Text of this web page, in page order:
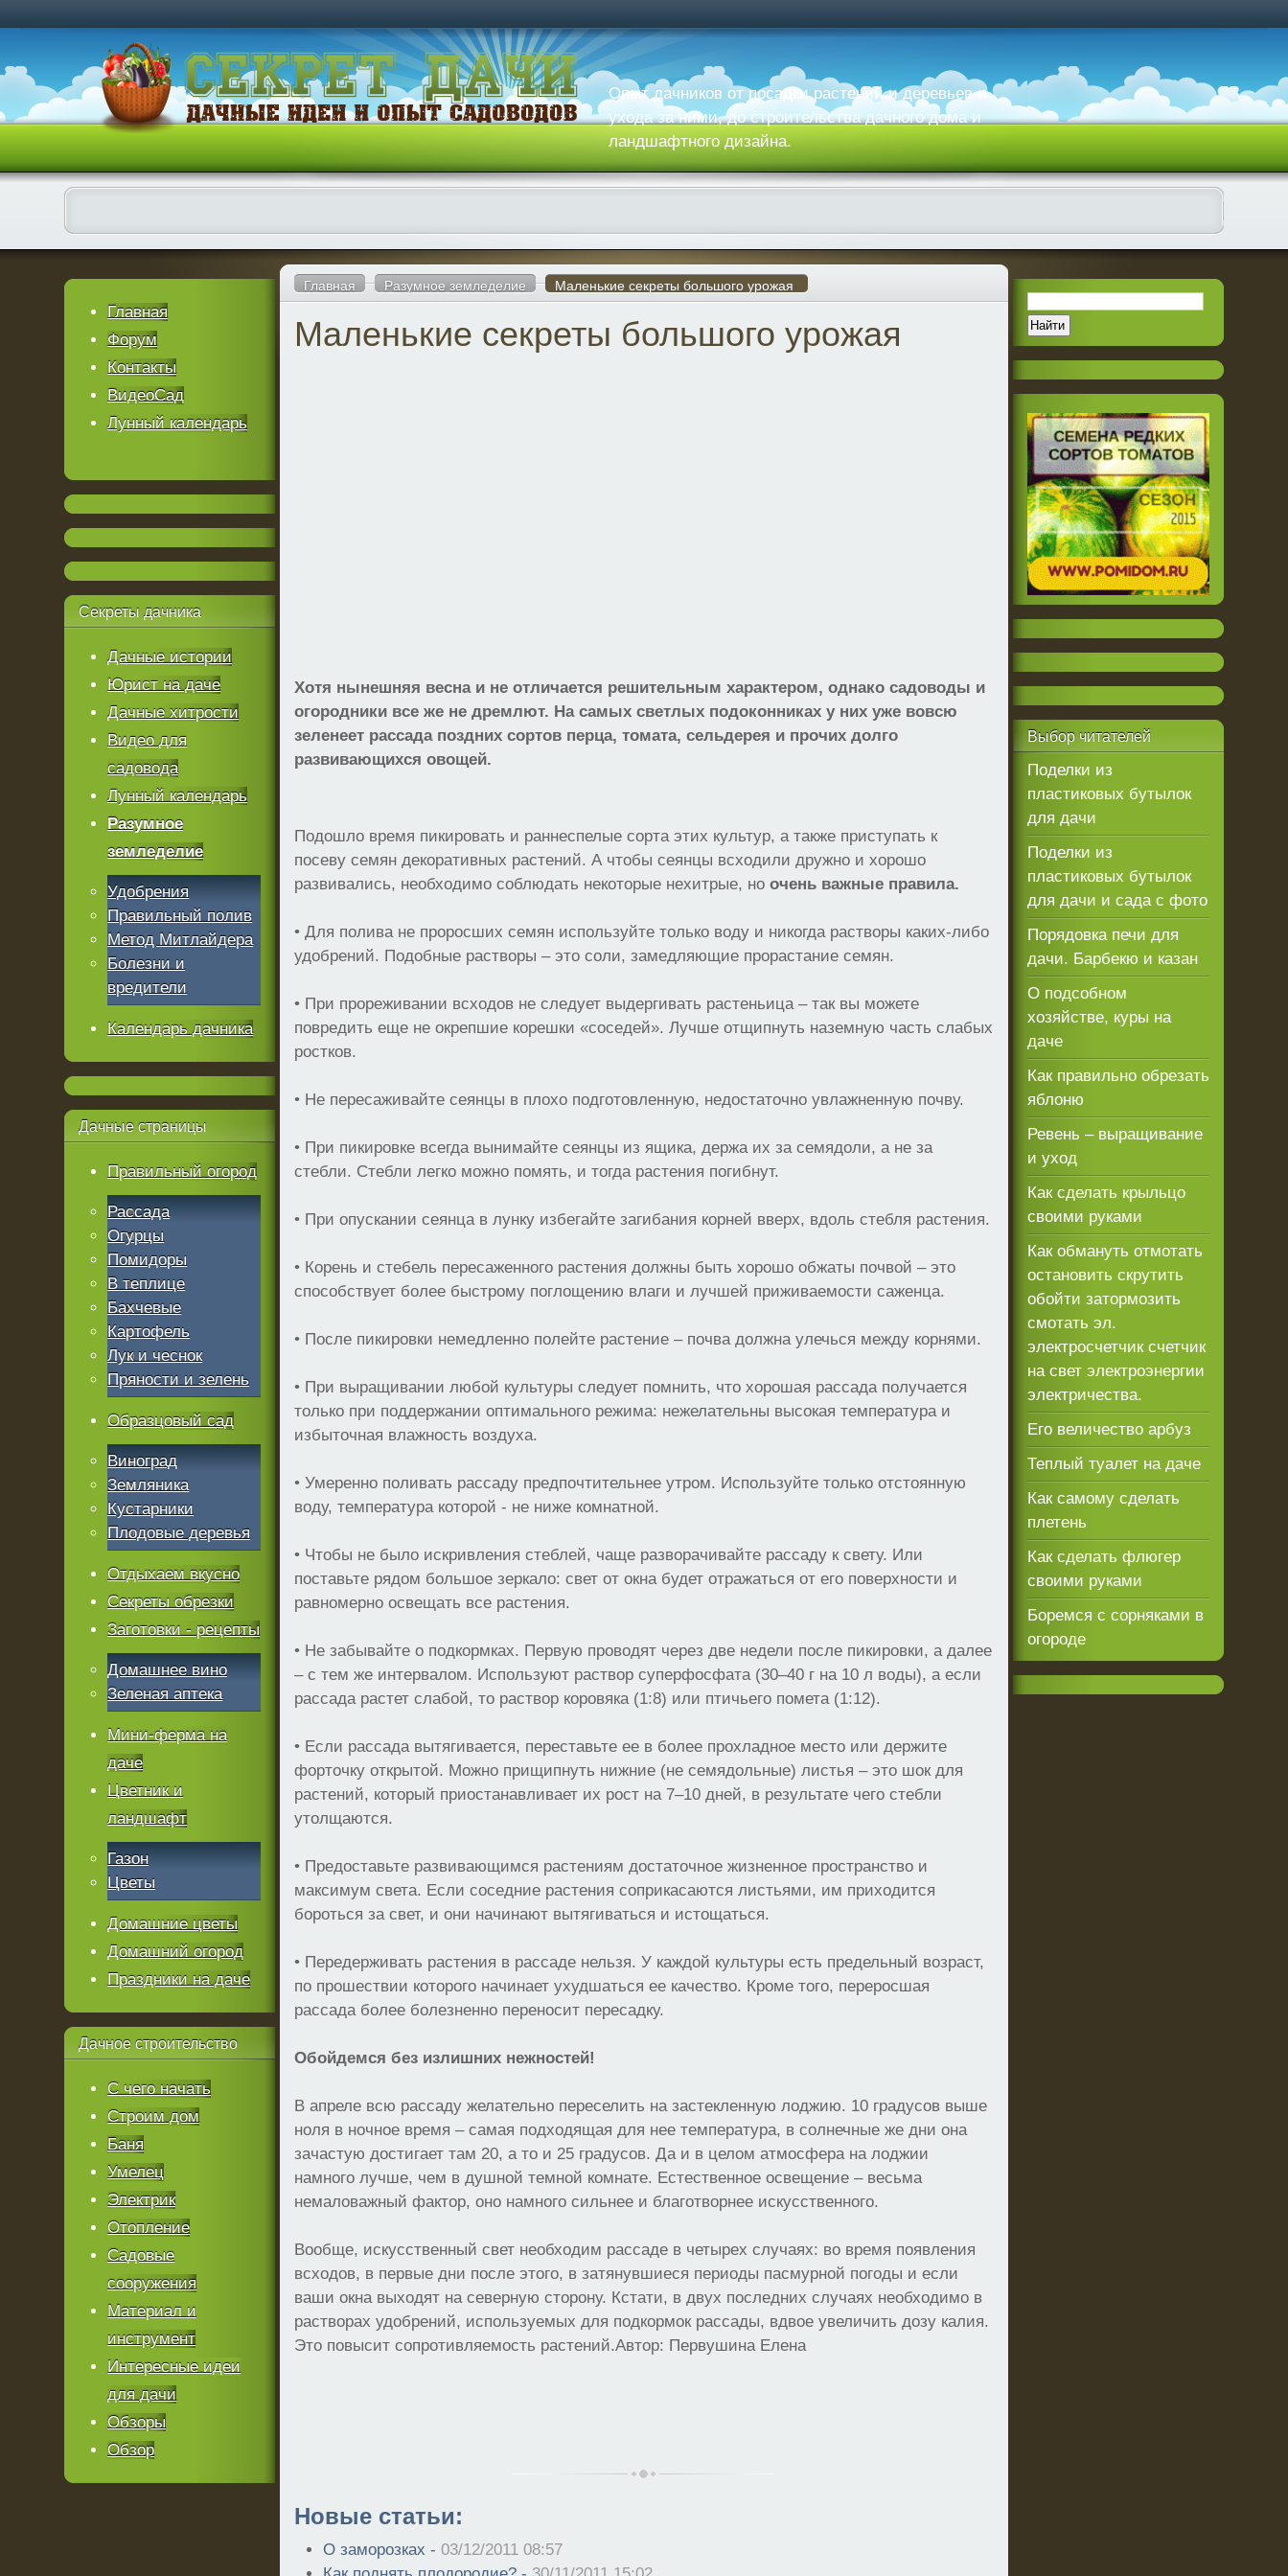
Опыт дачников от посадки растений и деревьев и
ухода за ними, до строительства дачного дома и
ландшафтного дизайна.
Главная Разумное земледелие Маленькие секреты большого урожая
Маленькие секреты большого урожая
Хотя нынешняя весна и не отличается решительным характером, однако садоводы и
огородники все же не дремлют. На самых светлых подоконниках у них уже вовсю
зеленеет рассада поздних сортов перца, томата, сельдерея и прочих долго
развивающихся овощей.
Подошло время пикировать и раннеспелые сорта этих культур, а также приступать к
посеву семян декоративных растений. А чтобы сеянцы всходили дружно и хорошо
развивались, необходимо соблюдать некоторые нехитрые, ноочень важные правила.
• Для полива не проросших семян используйте только воду и никогда растворы каких-либо
удобрений. Подобные растворы – это соли, замедляющие прорастание семян.
• При прореживании всходов не следует выдергивать растеньица – так вы можете
повредить еще не окрепшие корешки «соседей». Лучше отщипнуть наземную часть слабых
ростков.
• Не пересаживайте сеянцы в плохо подготовленную, недостаточно увлажненную почву.
• При пикировке всегда вынимайте сеянцы из ящика, держа их за семядоли, а не за
стебли. Стебли легко можно помять, и тогда растения погибнут.
• При опускании сеянца в лунку избегайте загибания корней вверх, вдоль стебля растения.
• Корень и стебель пересаженного растения должны быть хорошо обжаты почвой – это
способствует более быстрому поглощению влаги и лучшей приживаемости саженца.
• После пикировки немедленно полейте растение – почва должна улечься между корнями.
• При выращивании любой культуры следует помнить, что хорошая рассада получается
только при поддержании оптимального режима: нежелательны высокая температура и
избыточная влажность воздуха.
• Умеренно поливать рассаду предпочтительнее утром. Используйте только отстоянную
воду, температура которой - не ниже комнатной.
• Чтобы не было искривления стеблей, чаще разворачивайте рассаду к свету. Или
поставьте рядом большое зеркало: свет от окна будет отражаться от его поверхности и
равномерно освещать все растения.
• Не забывайте о подкормках. Первую проводят через две недели после пикировки, а далее
– с тем же интервалом. Используют раствор суперфосфата (30–40 г на 10 л воды), а если
рассада растет слабой, то раствор коровяка (1:8) или птичьего помета (1:12).
• Если рассада вытягивается, переставьте ее в более прохладное место или держите
форточку открытой. Можно прищипнуть нижние (не семядольные) листья – это шок для
растений, который приостанавливает их рост на 7–10 дней, в результате чего стебли
утолщаются.
• Предоставьте развивающимся растениям достаточное жизненное пространство и
максимум света. Если соседние растения соприкасаются листьями, им приходится
бороться за свет, и они начинают вытягиваться и истощаться.
• Передерживать растения в рассаде нельзя. У каждой культуры есть предельный возраст,
по прошествии которого начинает ухудшаться ее качество. Кроме того, переросшая
рассада более болезненно переносит пересадку.
Обойдемся без излишних нежностей!
В апреле всю рассаду желательно переселить на застекленную лоджию. 10 градусов выше
ноля в ночное время – самая подходящая для нее температура, в солнечные же дни она
зачастую достигает там 20, а то и 25 градусов. Да и в целом атмосфера на лоджии
намного лучше, чем в душной темной комнате. Естественное освещение – весьма
немаловажный фактор, оно намного сильнее и благотворнее искусственного.
Вообще, искусственный свет необходим рассаде в четырех случаях: во время появления
всходов, в первые дни после этого, в затянувшиеся периоды пасмурной погоды и если
ваши окна выходят на северную сторону. Кстати, в двух последних случаях необходимо в
растворах удобрений, используемых для подкормок рассады, вдвое увеличить дозу калия.
Это повысит сопротивляемость растений.Автор: Первушина Елена
Новые статьи:
О заморозках -03/12/2011 08:57
Главная
Форум
Контакты
ВидеоСад
Лунный календарь
Секреты дачника
Дачные истории
Юрист на даче
Дачные хитрости
Видео для
садовода
Лунный календарь
Разумное
земледелие
Удобрения
Правильный полив
Метод Митлайдера
Болезни и
вредители
Календарь дачника
Дачные страницы
Правильный огород
Рассада
Огурцы
Помидоры
В теплице
Бахчевые
Картофель
Лук и чеснок
Пряности и зелень
Образцовый сад
Виноград
Земляника
Кустарники
Плодовые деревья
Отдыхаем вкусно
Секреты обрезки
Заготовки - рецепты
Домашнее вино
Зеленая аптека
Мини-ферма на
даче
Цветник и
ландшафт
Газон
Цветы
Домашние цветы
Домашний огород
Праздники на даче
Дачное строительство
С чего начать
Строим дом
Баня
Умелец
Электрик
Отопление
Садовые
сооружения
Материал и
инструмент
Интересные идеи
для дачи
Обзоры
Обзор
Выборчитателей
Поделки из
пластиковых бутылок
для дачи
Поделки из
пластиковых бутылок
для дачи и сада с фото
Порядовка печи для
дачи. Барбекю и казан
О подсобном
хозяйстве, куры на
даче
Как правильно обрезать
яблоню
Ревень – выращивание
и уход
Как сделать крыльцо
своими руками
Как обмануть отмотать
остановить скрутить
обойти затормозить
смотать эл.
электросчетчик счетчик
на свет электроэнергии
электричества.
Его величество арбуз
Теплый туалет на даче
Как самому сделать
плетень
Как сделать флюгер
своими руками
Боремся с сорняками в
огороде